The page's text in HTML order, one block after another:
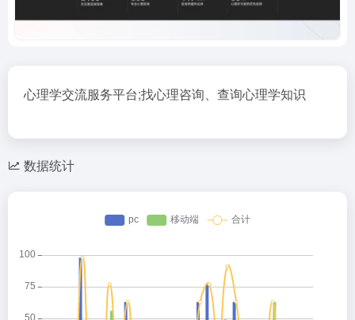
心理学交流服务平台;找心理咨询、查询心理学知识
数据统计